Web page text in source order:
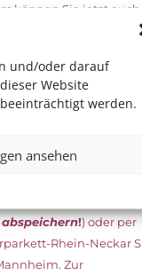
und/oder darauf
Website
werden.
ansehen
können Sie jetzt auch
zusammen mit
(Bürgergeld/
zurück: Per E-Mail
!) oder per
Rhein-Neckar S
Zur